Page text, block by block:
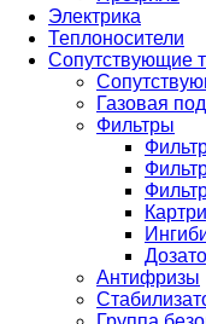
Электрика
Теплоносители
Сопутствующие
Газовая
Фильтры
Антифризы